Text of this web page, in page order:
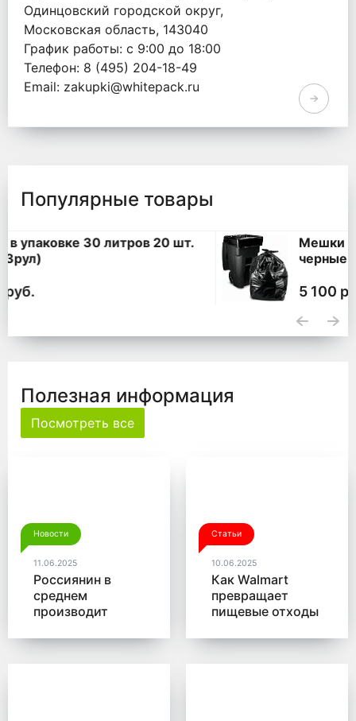
Одинцовский городской округ,
Московская область, 143040
График работы: с 9:00 до 18:00
Телефон: 8 (495) 204-18-49
Email: zakupki@whitepack.ru
Популярные товары
Мешки для мусора 360 литров ПВД
черные 120*140, 200 шт. (50 шт * 4
Полезная информация
Посмотреть все
Новости
11.06.2025
Россиянин в
среднем
производит
мусора в год
Статьи
10.06.2025
Как Walmart
превращает
пищевые отходы